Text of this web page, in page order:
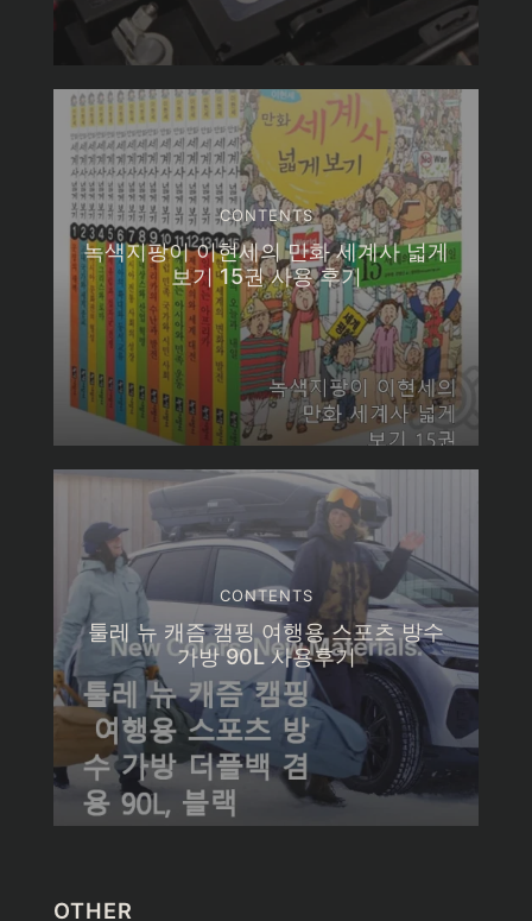
CONTENTS
녹색지팡이 이현세의 만화 세계사 넓게
보기 15권 사용 후기
CONTENTS
툴레 뉴 캐즘 캠핑 여행용 스포츠 방수
가방 90L 사용후기
OTHER